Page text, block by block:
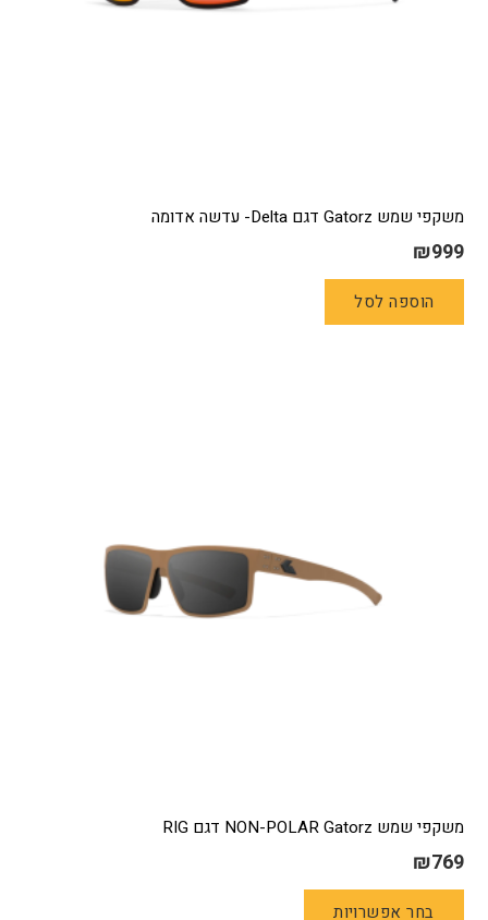
משקפי שמש Gatorz דגם Delta- עדשה אדומה
₪999
הוספה לסל
משקפי שמש NON-POLAR Gatorz דגם RIG
₪769
בחר אפשרויות